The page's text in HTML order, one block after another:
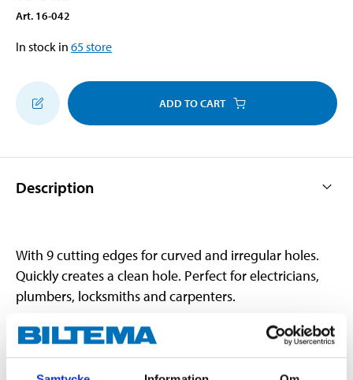
Art. 16-042
In stock in 65store
ADD TO CART
Description
With 9 cutting edges for curved and irregular holes.
Quickly creates a clean hole. Perfect for electricians,
plumbers, locksmiths and carpenters.
Technical specifications